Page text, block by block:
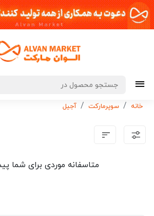
خانه سوپرمارکت آجیل
متاسفانه موردی برای شما